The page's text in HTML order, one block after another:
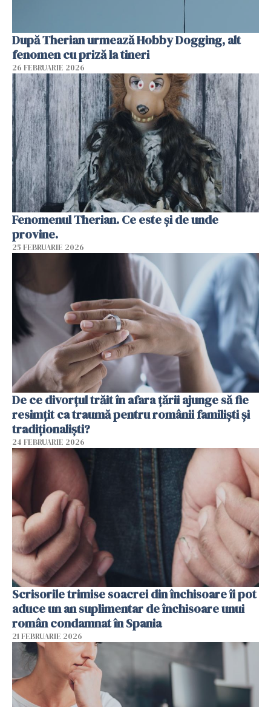
După Therian urmează Hobby Dogging, alt
fenomen cu priză la tineri
26 FEBRUARIE 2026
Fenomenul Therian. Ce este și de unde
provine.
25 FEBRUARIE 2026
De ce divorțul trăit în afara țării ajunge să fie
resimțit ca traumă pentru românii familiști și
tradiționaliști?
24 FEBRUARIE 2026
Scrisorile trimise soacrei din închisoare îi pot
aduce un an suplimentar de închisoare unui
român condamnat în Spania
21 FEBRUARIE 2026